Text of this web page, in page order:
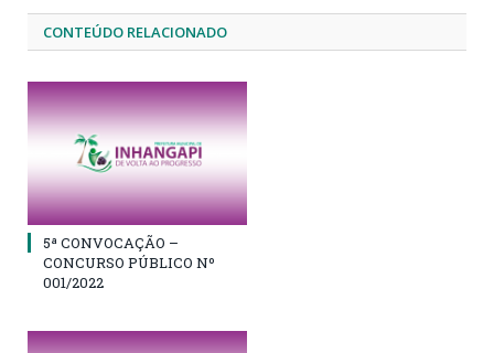
CONTEÚDO RELACIONADO
5ª CONVOCAÇÃO –
CONCURSO PÚBLICO Nº
001/2022